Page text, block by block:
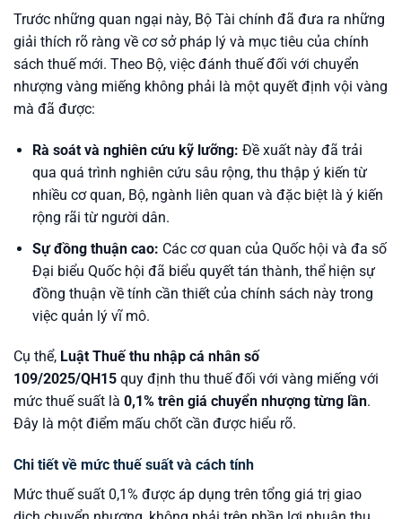
Trước những quan ngại này, Bộ Tài chính đã đưa ra những
giải thích rõ ràng về cơ sở pháp lý và mục tiêu của chính
sách thuế mới. Theo Bộ, việc đánh thuế đối với chuyển
nhượng vàng miếng không phải là một quyết định vội vàng
mà đã được:
Rà soát và nghiên cứu kỹ lưỡng: Đề xuất này đã trải
qua quá trình nghiên cứu sâu rộng, thu thập ý kiến từ
nhiều cơ quan, Bộ, ngành liên quan và đặc biệt là ý kiến
rộng rãi từ người dân.
Sự đồng thuận cao: Các cơ quan của Quốc hội và đa số
Đại biểu Quốc hội đã biểu quyết tán thành, thể hiện sự
đồng thuận về tính cần thiết của chính sách này trong
việc quản lý vĩ mô.
Cụ thể, Luật Thuế thu nhập cá nhân số
109/2025/QH15 quy định thu thuế đối với vàng miếng với
mức thuế suất là 0,1% trên giá chuyển nhượng từng lần.
Đây là một điểm mấu chốt cần được hiểu rõ.
Chi tiết về mức thuế suất và cách tính
Mức thuế suất 0,1% được áp dụng trên tổng giá trị giao